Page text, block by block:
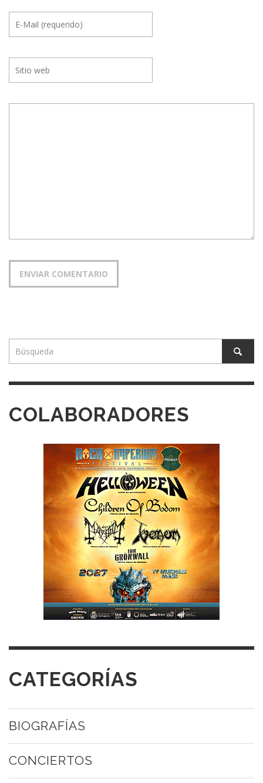
COLABORADORES
CATEGORÍAS
BIOGRAFÍAS
CONCIERTOS